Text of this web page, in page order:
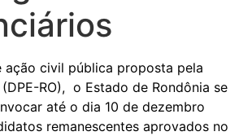
ação civil pública proposta pela
RO), o Estado de Rondônia se
até o dia 10 de dezembro
remanescentes aprovados no